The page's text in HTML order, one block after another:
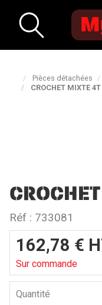
Pièces détachées
CROCHET MIXTE 4T
Réf : 733081
162,78 €
Sur commande
Quantité